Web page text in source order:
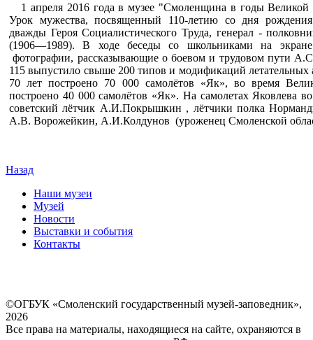
1 апреля 2016 года в музее "Смоленщина в годы Великой
Урок мужества, посвященный 110-летию со дня рождения
дважды Героя Социалистического Труда, генерал -
(1906—1989). В ходе беседы со школьниками на
фотографии, рассказывающие о боевом и трудовом пути
115 выпустило свыше 200 типов и модификаций летательных
70 лет построено 70 000 самолётов «Як», во время
построено 40 000 самолётов «Як». На самолетах Яковлева
советский лётчик А.И.Покрышкин , лётчики полка
А.В. Ворожейкин, А.И.Колдунов (уроженец Смоленской
Назад
Наши музеи
Музей
Новости
Выставки и события
Контакты
©ОГБУК «Смоленский государственный музей-заповедник»,
2026
Все права на материалы, находящиеся на сайте, охраняются в